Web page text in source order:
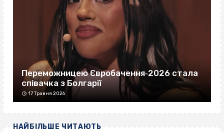
Переможницею Євробачення‐2026 стала
співачка з Болгарії
17 Травня 2026
НАЙБІЛЬШЕ ЧИТАЮТЬ